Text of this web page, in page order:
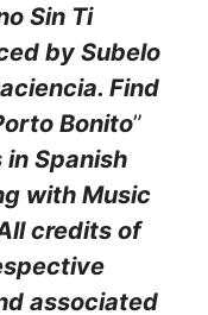
Sin Ti
by Subelo
Find
Bonito”
in Spanish
with Music
credits of
associated